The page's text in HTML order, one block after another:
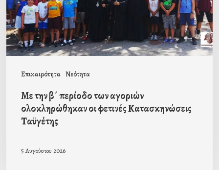
Επικαιρότητα Νεότητα
αγοριών
ολοκληρώθηκαν
οι
φετινές
Με την β΄ περίοδο των αγοριών
ολοκληρώθηκαν οι φετινές Κατασκηνώσεις
Ταϋγέτης
5 Αυγούστου 2026